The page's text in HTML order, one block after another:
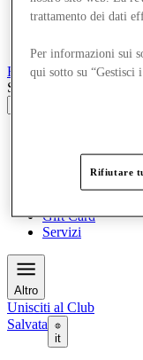
RoubaixDesigner Outlet
Search input
Offerte
Gift Card
Servizi
Altro
Unisciti al Club
Salvata
it
trattamento dei dati
Per informazioni sui
qui sotto su “Gestisci i
Rifiutare